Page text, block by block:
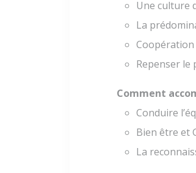
Une culture
La
Repenser le
Comment
Conduire
Bien être et
La